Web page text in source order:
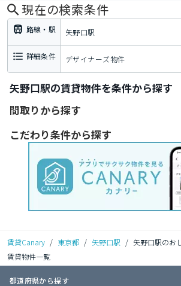
現在の検索条件
路線・駅 矢野口駅
詳細条件 デザイナーズ物件
矢野口駅の賃貸物件を条件から探す
間取りから探す
こだわり条件から探す
賃貸Canary / 東京都 / 矢野口駅 / 矢野口駅のお
賃貸物件一覧
都道府県から探す